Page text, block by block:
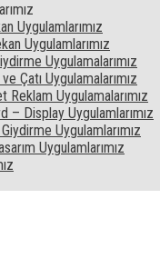
Uygulamlarımız
Uygulamlarımız
Uygulamalarımız
Çatı Uygulamalarımız
Reklam Uygulamalarımız
– Display Uygulamlarımız
Uygulamlarımız
Uygulamlarımız